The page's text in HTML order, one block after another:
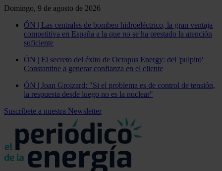
Domingo, 9 de agosto de 2026
ÓN | Las centrales de bombeo hidroeléctrico, la gran ventaja
competitiva en España a la que no se ha prestado la atención
suficiente
ÓN | El secreto del éxito de Octopus Energy: del 'pulpito'
Constantine a generar confianza en el cliente
ÓN | Joan Groizard: "Si el problema es de control de tensión,
la respuesta desde luego no es la nuclear"
Suscríbete a nuestra Newsletter